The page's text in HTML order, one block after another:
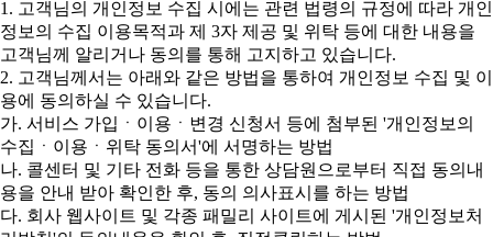
1. 고객님의 개인정보 수집 시에는 관련 법령의 규정에 따라 개인
정보의 수집 이용목적과 제 3자 제공 및 위탁 등에 대한 내용을
고객님께 알리거나 동의를 통해 고지하고 있습니다.
2. 고객님께서는 아래와 같은 방법을 통하여 개인정보 수집 및 이
용에 동의하실 수 있습니다.
가. 서비스 가입ㆍ이용ㆍ변경 신청서 등에 첨부된 '개인정보의
수집ㆍ이용ㆍ위탁 동의서'에 서명하는 방법
나. 콜센터 및 기타 전화 등을 통한 상담원으로부터 직접 동의내
용을 안내 받아 확인한 후, 동의 의사표시를 하는 방법
다. 회사 웹사이트 및 각종 패밀리 사이트에 게시된 '개인정보처